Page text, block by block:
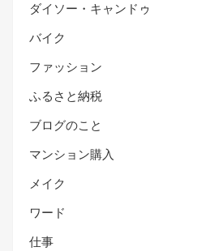
ダイソー・キャンドゥ
バイク
ファッション
ふるさと納税
ブログのこと
マンション購入
メイク
ワード
仕事